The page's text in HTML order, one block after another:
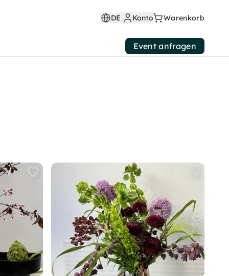
DE Konto Warenkorb
Event anfragen